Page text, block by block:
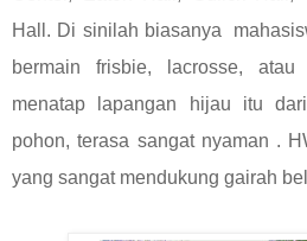
Hall. Di sinilah biasanya
bermain frisbie, lacrosse,
menatap lapangan hijau itu
pohon, terasa sangat nyaman .
yang sangat mendukung gairah